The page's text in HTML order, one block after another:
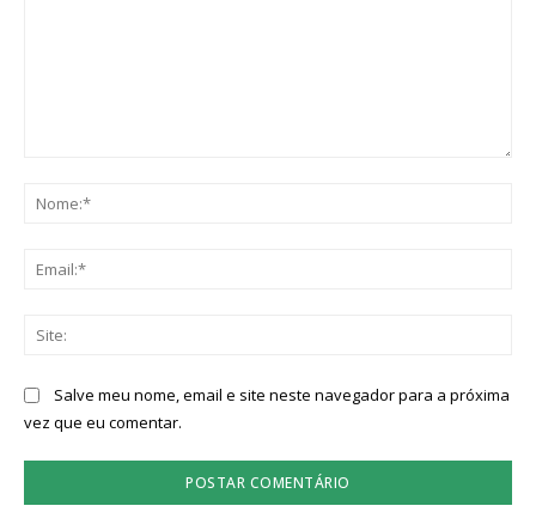
Salve meu nome, email e site neste navegador para a próxima
vez que eu comentar.